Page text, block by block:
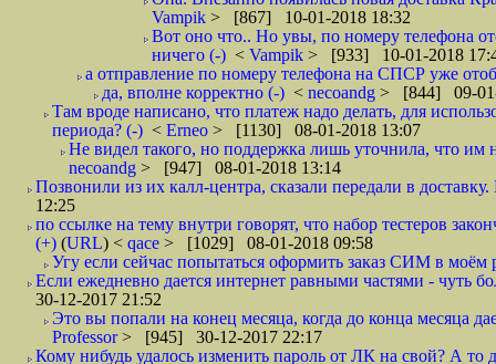
Vampik > [867] 10-01-2018 18:32
Вот оно что.. Но увы, по номеру телефона
ничего (-) < Vampik > [933] 10-01-2018
а отправление по номеру телефона на СПСР уже
да, вполне корректно (-) < necoandg > [844] 09-01-
Там вроде написано, что платеж надо делать, для
периода? (-) < Erneo > [1130] 08-01-2018 13:07
Не видел такого, но поддержка лишь уточнила, что
necoandg > [947] 08-01-2018 13:14
Позвонили из их калл-центра, сказали передали в
12:25
по ссылке на тему внутри говорят, что набор тестеров
(+) (URL) < qace > [1029] 08-01-2018 09:58
Угу если сейчас попытаться оформить заказ СИМ в моём
Если ежедневно дается интернет равными частями - чуть
30-12-2017 21:52
Это вы попали на конец месяца, когда до конца месяца
Professor> [945] 30-12-2017 22:17
Кому нибудь удалось изменить пароль от ЛК на свой? А то